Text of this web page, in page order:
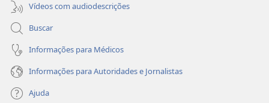
Vídeos com audiodescrições
Buscar
Informações para Médicos
Informações para Autoridades e Jornalistas
Ajuda